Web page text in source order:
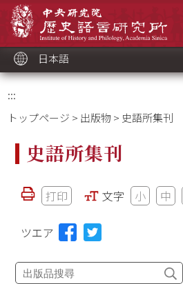
ッ
ク
日本語
:::
トップページ > 出版物 > 史語所集刊
史語所集刊
打印 文字 小 中
ツエア